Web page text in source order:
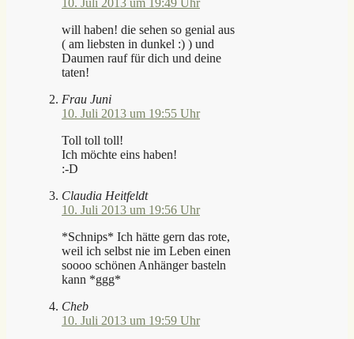
will haben! die sehen so genial aus
( am liebsten in dunkel :) ) und
Daumen rauf für dich und deine
taten!
Frau Juni
10. Juli 2013 um 19:55 Uhr
Toll toll toll!
Ich möchte eins haben!
:-D
Claudia Heitfeldt
10. Juli 2013 um 19:56 Uhr
*Schnips* Ich hätte gern das rote,
weil ich selbst nie im Leben einen
soooo schönen Anhänger basteln
kann *ggg*
Cheb
10. Juli 2013 um 19:59 Uhr